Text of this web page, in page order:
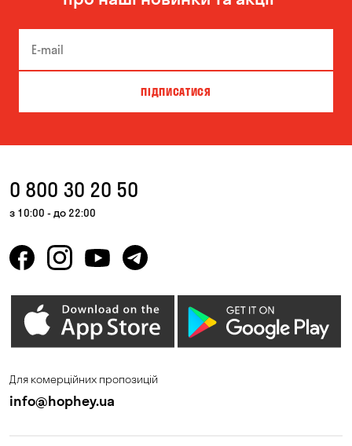
ПІДПИСАТИСЯ
0 800 30 20 50
з 10:00 - до 22:00
Для комерційних пропозицій
info@hophey.ua